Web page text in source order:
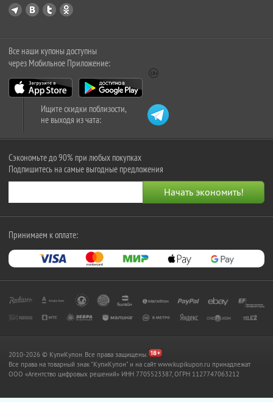
Все наши купоны доступны
через Мобильное Приложение:
Ищите скидки поблизости,
не выходя из чата:
Сэкономьте до 90% при любых покупках
Подпишитесь на самые выгодные предложения
Принимаем к оплате:
2010-2026 © КупиКупон. Все права защищены.
Все права на товарный знак "КупиКупон" и на сайт www.kupikupon.ru принадлежат
OOO «Агентство цифровых решений» ИНН 7705523387, ОГРН 1127747063212